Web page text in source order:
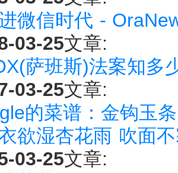
微信时代 -
03-25文章:
萨班斯)法案知多
03-25文章:
的菜谱：金钩玉条
欲湿杏花雨 吹面
03-25文章: